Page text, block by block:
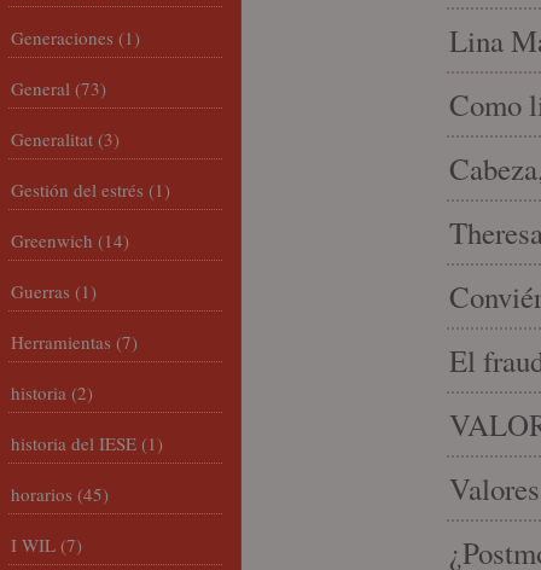
Lina
Como
El
Generaciones (1)
General (73)
Generalitat (3)
Gestión del estrés (1)
Greenwich (14)
Guerras (1)
Herramientas (7)
historia (2)
historia del IESE (1)
horarios (45)
I WIL (7)